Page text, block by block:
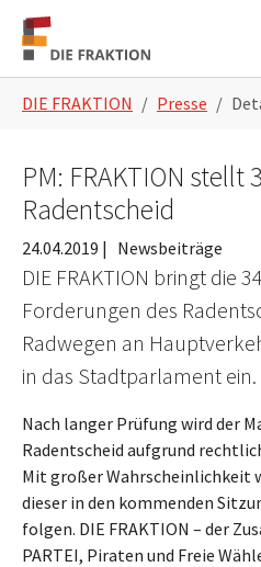
Zum Hauptinhalt springen
Skip to page footer
DIE FRAKTION Presse
PM: FRAKTION stellt
Radentscheid
24.04.2019 | Newsbeiträge
DIE FRAKTION bringt die
Forderungen des
Radwegen an
in das Stadtparlament ein.
Nach langer Prüfung wird der
Radentscheid aufgrund
Mit großer Wahrscheinlichkeit
dieser in den kommenden
folgen. DIE FRAKTION – der
PARTEI, Piraten und Freie